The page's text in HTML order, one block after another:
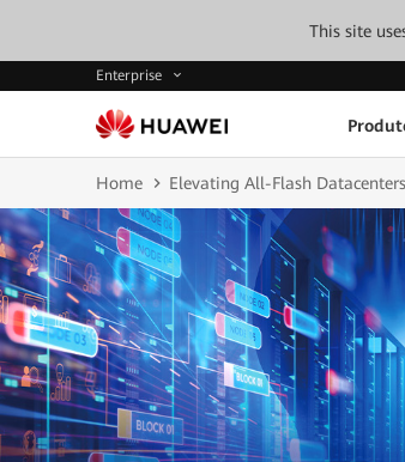
This site
Enterprise
Home Elevating All-Flash